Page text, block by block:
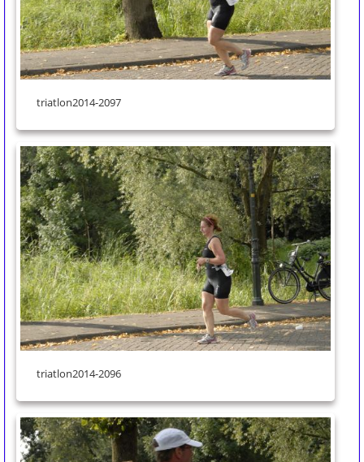
triatlon2014-2097
triatlon2014-2096